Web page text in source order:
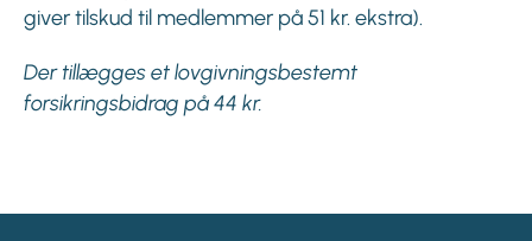
giver tilskud til medlemmer på 51 kr. ekstra).
Der tillægges et lovgivningsbestemt
forsikringsbidrag på 44 kr.